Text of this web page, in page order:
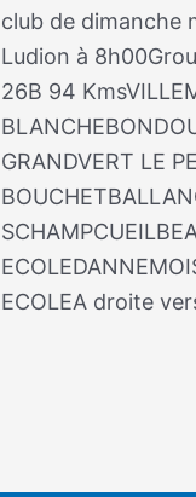
club de dimanche
Ludion à
26B 94
GRANDVERT LE
ECOLEA droite